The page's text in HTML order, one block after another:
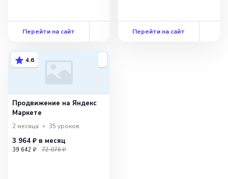
Перейти на сайт Перейти на сайт
4.6
Продвижение на Яндекс
Маркете
2 месяца 35 уроков
3 964 ₽ в месяц
39 642 ₽ 72 076 ₽